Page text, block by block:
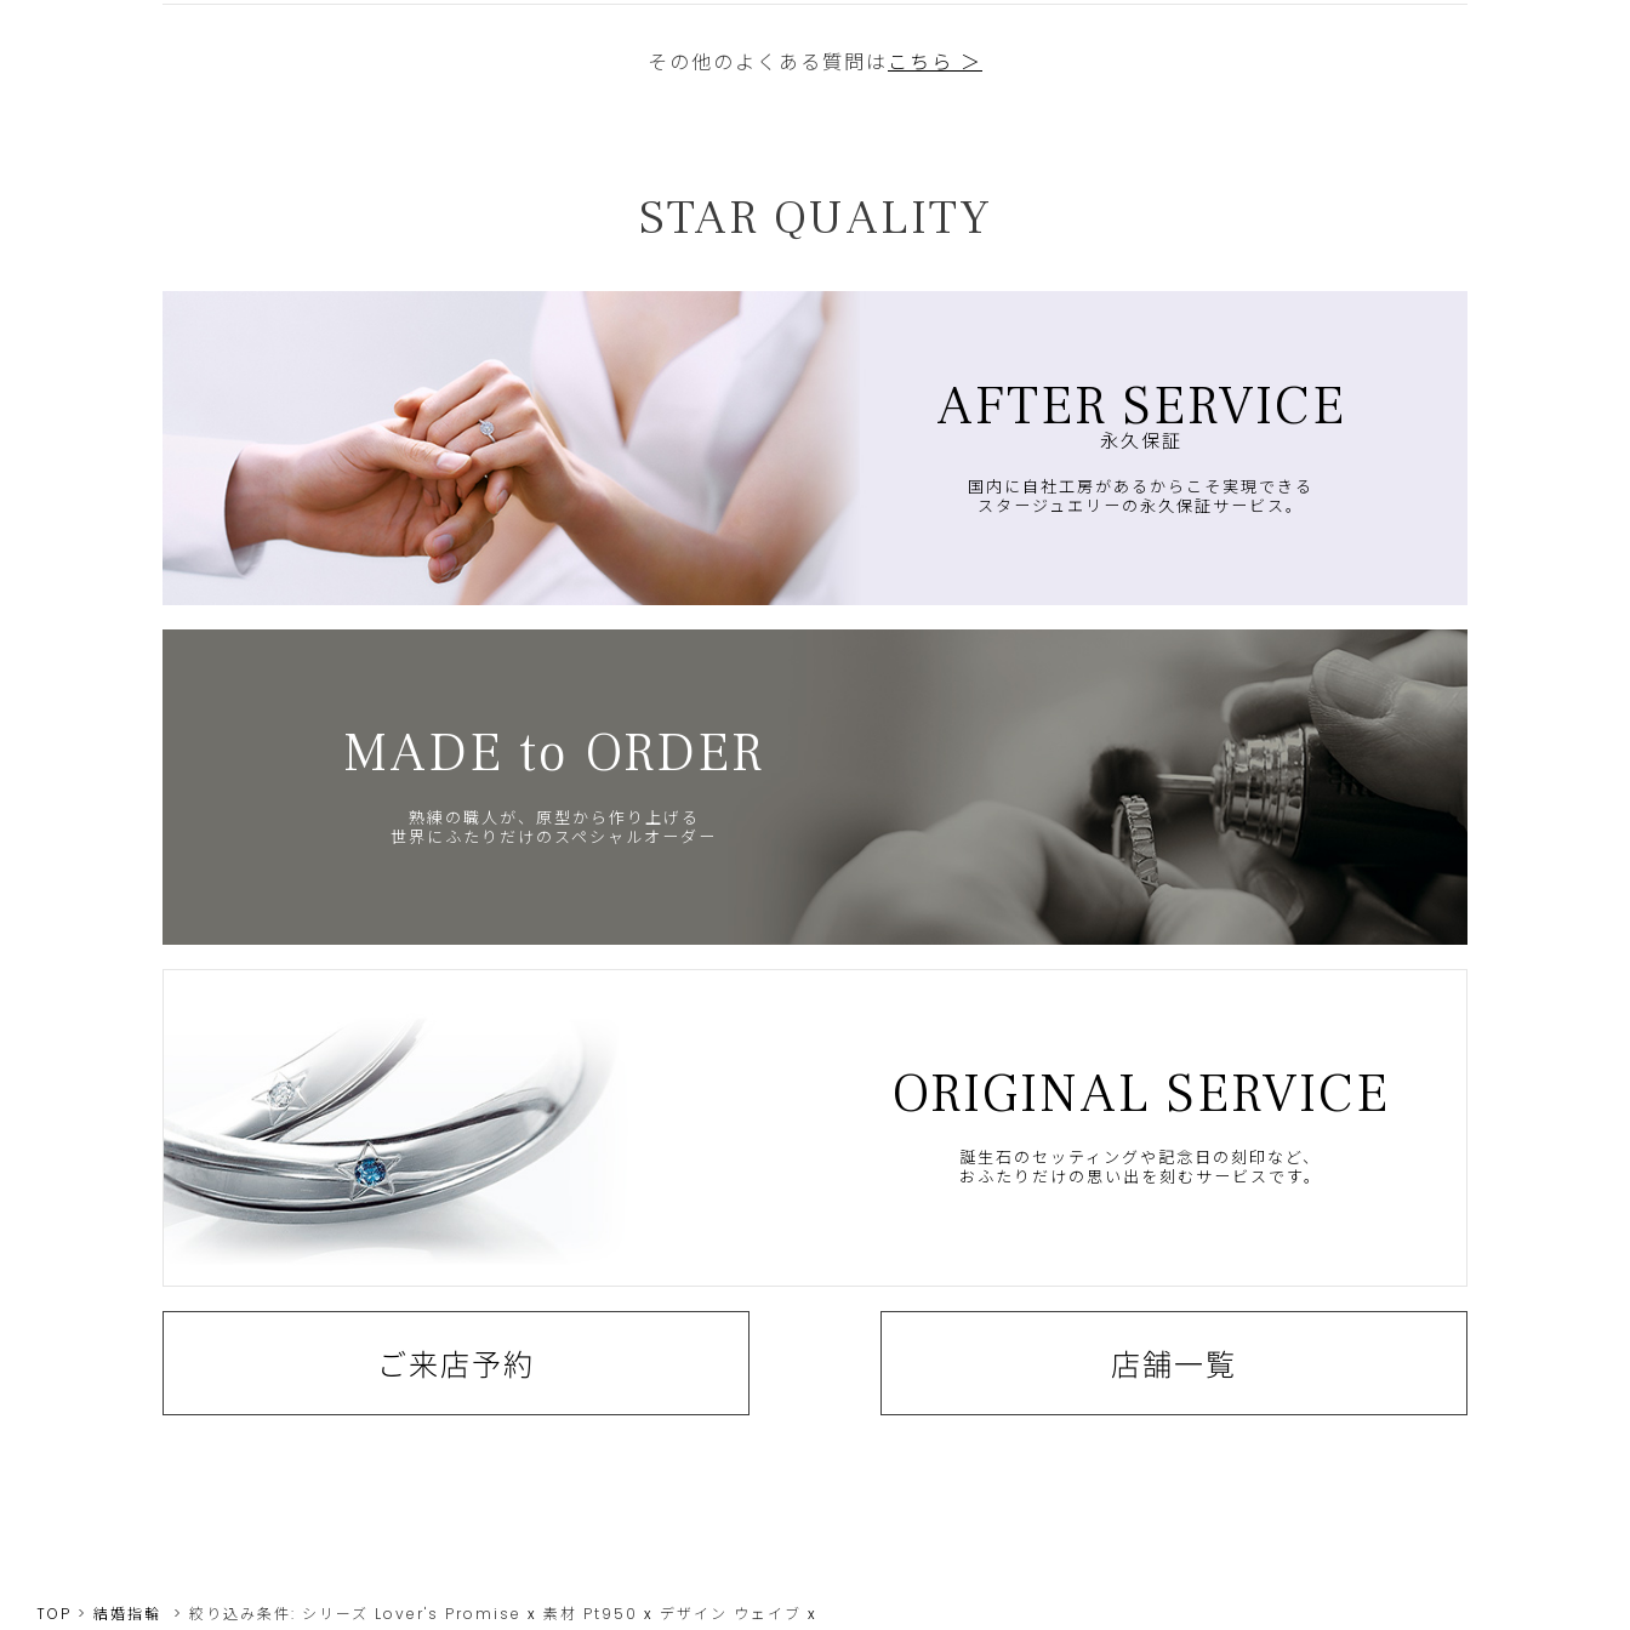
その他のよくある質問は こちら ＞
STAR QUALITY
AFTER SERVICE
永久保証
国内に自社工房があるからこそ実現できる
スタージュエリーの永久保証サービス。
MADE to ORDER
熟練の職人が、原型から作り上げる
世界にふたりだけのスペシャルオーダー
ORIGINAL SERVICE
誕生石のセッティングや記念日の刻印など、
おふたりだけの思い出を刻むサービスです。
ご来店予約 店舗一覧
TOP 結婚指輪 絞り込み条件: シリーズ Lover's Promise x 素材 Pt950 x デザイン ウェイブ x